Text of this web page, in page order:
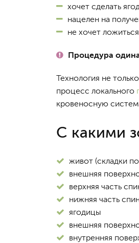
хочет сделать
нацелен на
не хочет
Процедура
Технология не
процесс локального
кровеносную
С какими
живот (складки
внешняя
верхняя часть
нижняя часть
ягодицы
внешняя
внутренняя